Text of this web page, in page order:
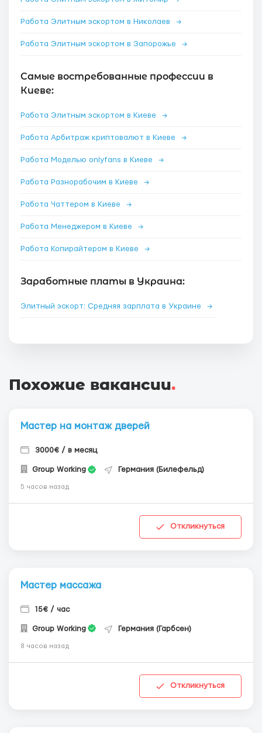
Работа Элитным эскортом в Николаев →
Работа Элитным эскортом в Запорожье →
Самые востребованные профессии в
Киеве:
Работа Элитным эскортом в Киеве →
Работа Арбитраж криптовалют в Киеве →
Работа Моделью onlyfans в Киеве →
Работа Разнорабочим в Киеве →
Работа Чаттером в Киеве →
Работа Менеджером в Киеве →
Работа Копирайтером в Киеве →
Заработные платы в Украина:
Элитный эскорт: Средняя зарплата в Украине →
Похожие вакансии.
Мастер на монтаж дверей
3000€ / в месяц
Group Working Германия (Билефельд)
5 часов назад
Откликнуться
Мастер массажа
15€ / час
Group Working Германия (Гарбсен)
8 часов назад
Откликнуться